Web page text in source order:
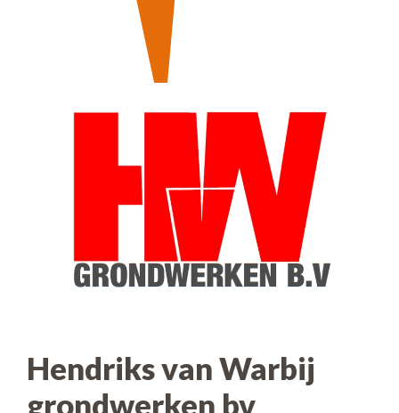
Hendriks van Warbij
grondwerken bv